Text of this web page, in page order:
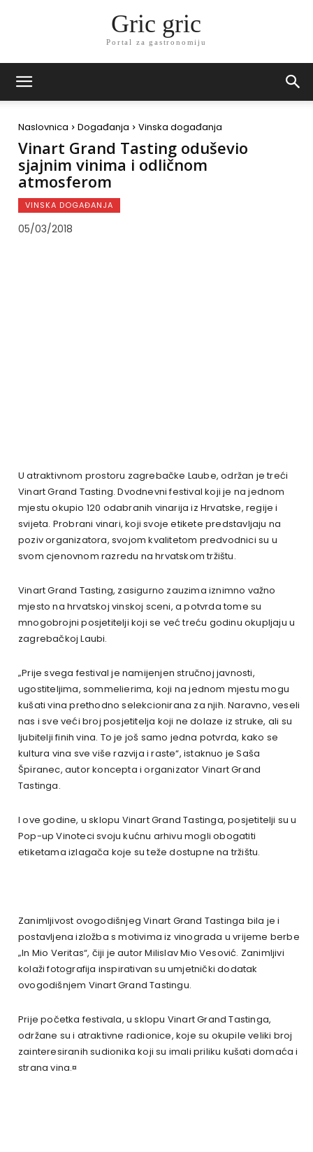
Gric gric
Portal za gastronomiju
Naslovnica Događanja Vinska događanja
Vinart Grand Tasting oduševio
sjajnim vinima i odličnom
atmosferom
VINSKA DOGAĐANJA
05/03/2018
U atraktivnom prostoru zagrebačke Laube, održan je treći
Vinart Grand Tasting. Dvodnevni festival koji je na jednom
mjestu okupio 120 odabranih vinarija iz Hrvatske, regije i
svijeta. Probrani vinari, koji svoje etikete predstavljaju na
poziv organizatora, svojom kvalitetom predvodnici su u
svom cjenovnom razredu na hrvatskom tržištu.
Vinart Grand Tasting, zasigurno zauzima iznimno važno
mjesto na hrvatskoj vinskoj sceni, a potvrda tome su
mnogobrojni posjetitelji koji se već treću godinu okupljaju u
zagrebačkoj Laubi.
„Prije svega festival je namijenjen stručnoj javnosti,
ugostiteljima, sommelierima, koji na jednom mjestu mogu
kušati vina prethodno selekcionirana za njih. Naravno, veseli
nas i sve veći broj posjetitelja koji ne dolaze iz struke, ali su
ljubitelji finih vina. To je još samo jedna potvrda, kako se
kultura vina sve više razvija i raste“, istaknuo je Saša
Špiranec, autor koncepta i organizator Vinart Grand
Tastinga.
I ove godine, u sklopu Vinart Grand Tastinga, posjetitelji su u
Pop-up Vinoteci svoju kućnu arhivu mogli obogatiti
etiketama izlagača koje su teže dostupne na tržištu.
Zanimljivost ovogodišnjeg Vinart Grand Tastinga bila je i
postavljena izložba s motivima iz vinograda u vrijeme berbe
„In Mio Veritas“, čiji je autor Milislav Mio Vesović. Zanimljivi
kolaži fotografija inspirativan su umjetnički dodatak
ovogodišnjem Vinart Grand Tastingu.
Prije početka festivala, u sklopu Vinart Grand Tastinga,
održane su i atraktivne radionice, koje su okupile veliki broj
zainteresiranih sudionika koji su imali priliku kušati domaća i
strana vina.¤